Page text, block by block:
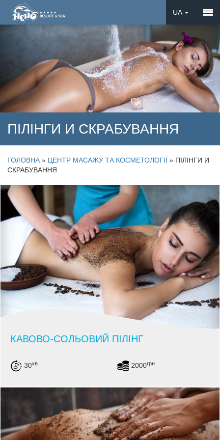
UA
EN
DE
ПІЛІНГИ И СКРАБУВАННЯ
ГОЛОВНА» ЦЕНТР МАСАЖУ ТА КОСМЕТОЛОГІЇ » ПІЛІНГИ И
СКРАБУВАННЯ
КАВОВО-СОЛЬОВИЙ ПІЛІНГ
30хв 2000грн